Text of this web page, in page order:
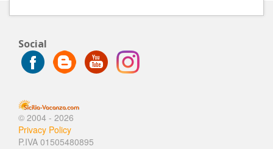
Social
© 2004 - 2026
Privacy Policy
P.IVA 01505480895